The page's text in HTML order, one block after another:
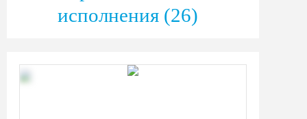
исполнения (26)